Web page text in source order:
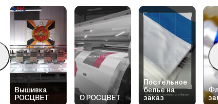
Вышивка
РОСЦВЕТ
О РОСЦВЕТ
Постельное
белье на
заказ